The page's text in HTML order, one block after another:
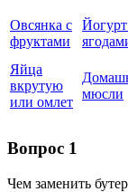
Овсянка с
фруктами
Яйца
вкрутую
или омлет
мюсли
Вопрос 1
Чем заменить